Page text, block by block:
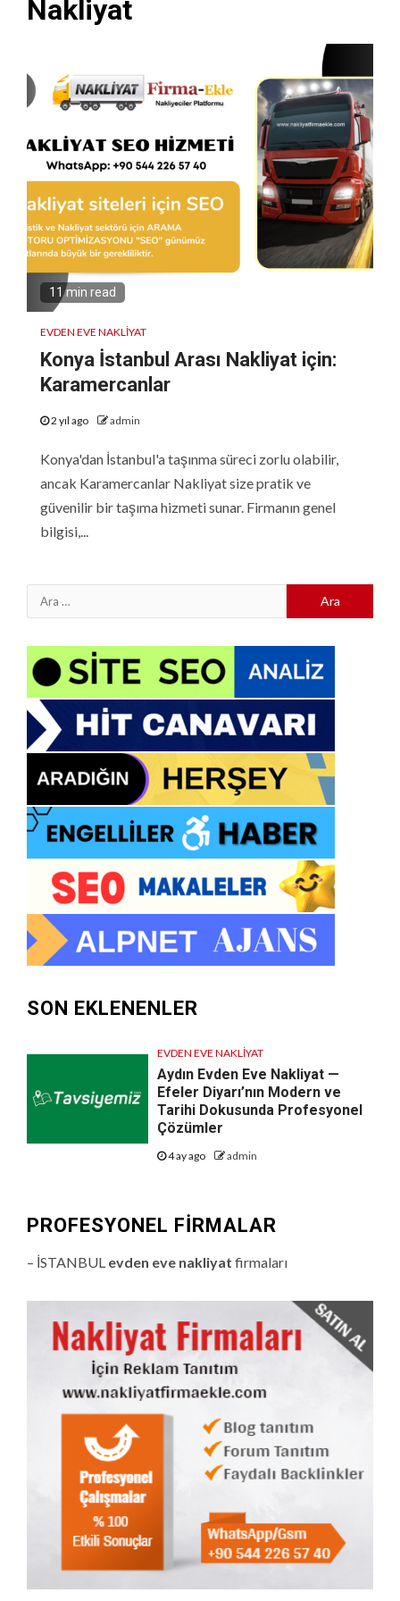
Nakliyat
11 min read
EVDEN EVE NAKLIYAT
Konya İstanbul Arası Nakliyat için:
Karamercanlar
2 yıl ago admin
Konya'dan İstanbul'a taşınma süreci zorlu olabilir,
ancak Karamercanlar Nakliyat size pratik ve
güvenilir bir taşıma hizmeti sunar. Firmanın genel
bilgisi,...
Arama:
SON EKLENENLER
EVDEN EVE NAKLIYAT
Aydın Evden Eve Nakliyat —
Efeler Diyarı’nın Modern ve
Tarihi Dokusunda Profesyonel
Çözümler
4 ay ago admin
PROFESYONEL FIRMALAR
– İSTANBUL evden eve nakliyat firmaları